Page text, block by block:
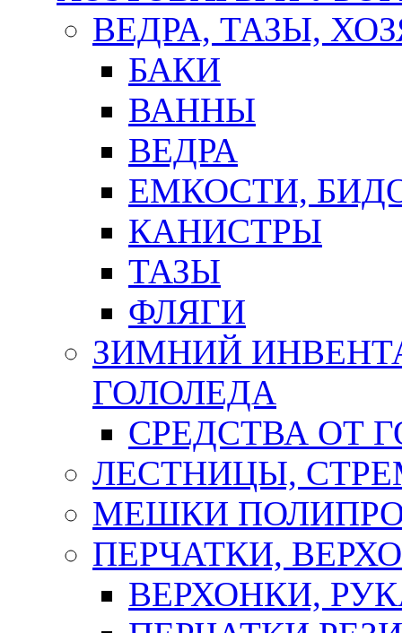
ВЕДРА, ТАЗЫ,
БАКИ
ВАННЫ
ВЕДРА
ЕМКОСТИ,
КАНИСТРЫ
ТАЗЫ
ФЛЯГИ
ЗИМНИЙ
ГОЛОЛЕДА
СРЕДСТВА ОТ
ЛЕСТНИЦЫ,
МЕШКИ
ПЕРЧАТКИ,
ВЕРХОНКИ,